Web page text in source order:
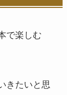
で楽しむ
きたいと思